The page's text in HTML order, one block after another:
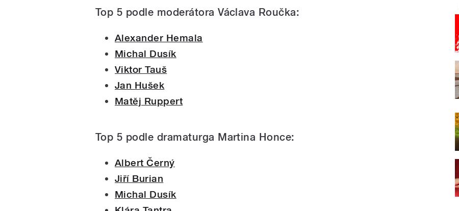
Top 5 podle moderátora Václava Roučka:
Alexander Hemala
Michal Dusík
Viktor Tauš
Jan Hušek
Matěj Ruppert
Top 5 podle dramaturga Martina Honce:
Albert Černý
Jiří Burian
Michal Dusík